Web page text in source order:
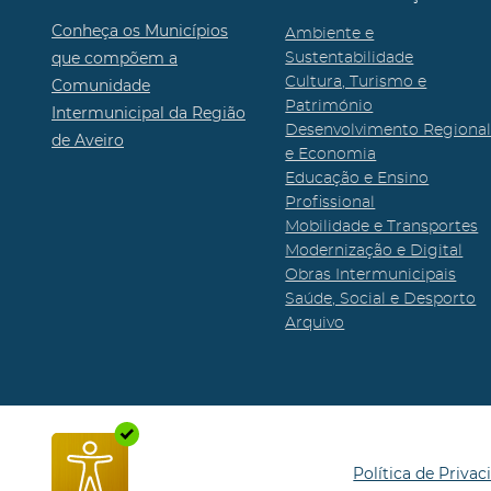
Conheça os Municípios
que compõem a
Comunidade
Intermunicipal da Região
de Aveiro
Ambiente e
Sustentabilidade
Cultura, Turismo e
Património
Desenvolvimento Regional
e Economia
Educação e Ensino
Profissional
Mobilidade e Transportes
Modernização e Digital
Obras Intermunicipais
Saúde, Social e Desporto
Arquivo
Política de